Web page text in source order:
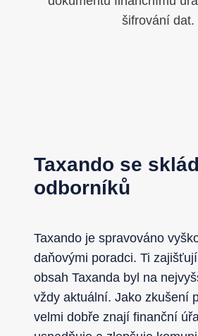
šifrování dat.
Taxando se
odborníků
Taxando je spravováno
daňovými poradci. Ti
obsah Taxanda byl na
vždy aktuální. Jako zkušení
velmi dobře znají finanční